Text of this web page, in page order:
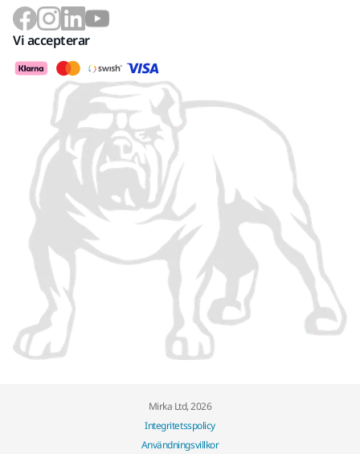
Vi accepterar
Mirka Ltd, 2026
Integritetsspolicy
Användningsvillkor